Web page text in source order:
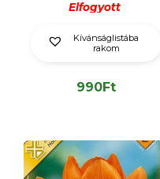
Elfogyott
Kívánságlistába
rakom
990Ft